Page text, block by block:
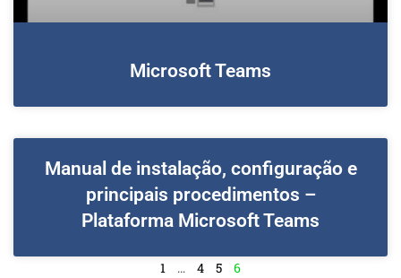
Microsoft Teams
Manual de instalação, configuração e
principais procedimentos –
Plataforma Microsoft Teams
1 … 4 5 6